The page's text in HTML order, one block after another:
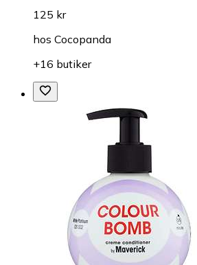
125 kr
hos Cocopanda
+16 butiker